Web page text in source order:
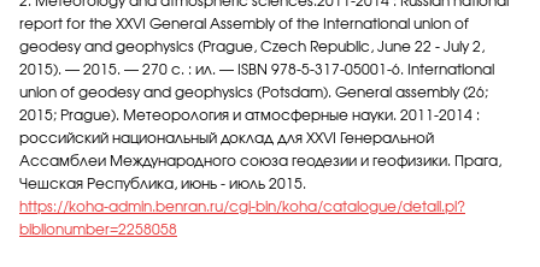
report for the XXVI General Assembly of the International union of
geodesy and geophysics (Prague, Czech Republic, June 22 - July 2,
2015). — 2015. — 270 с. : ил. — ISBN 978-5-317-05001-6. International
union of geodesy and geophysics (Potsdam). General assembly (26;
2015; Prague). Метеорология и атмосферные науки. 2011-2014 :
российский национальный доклад для XXVI Генеральной
Ассамблеи Международного союза геодезии и геофизики. Прага,
Чешская Республика, июнь - июль 2015.
https://koha-admin.benran.ru/cgi-bin/koha/catalogue/detail.pl?
biblionumber=2258058